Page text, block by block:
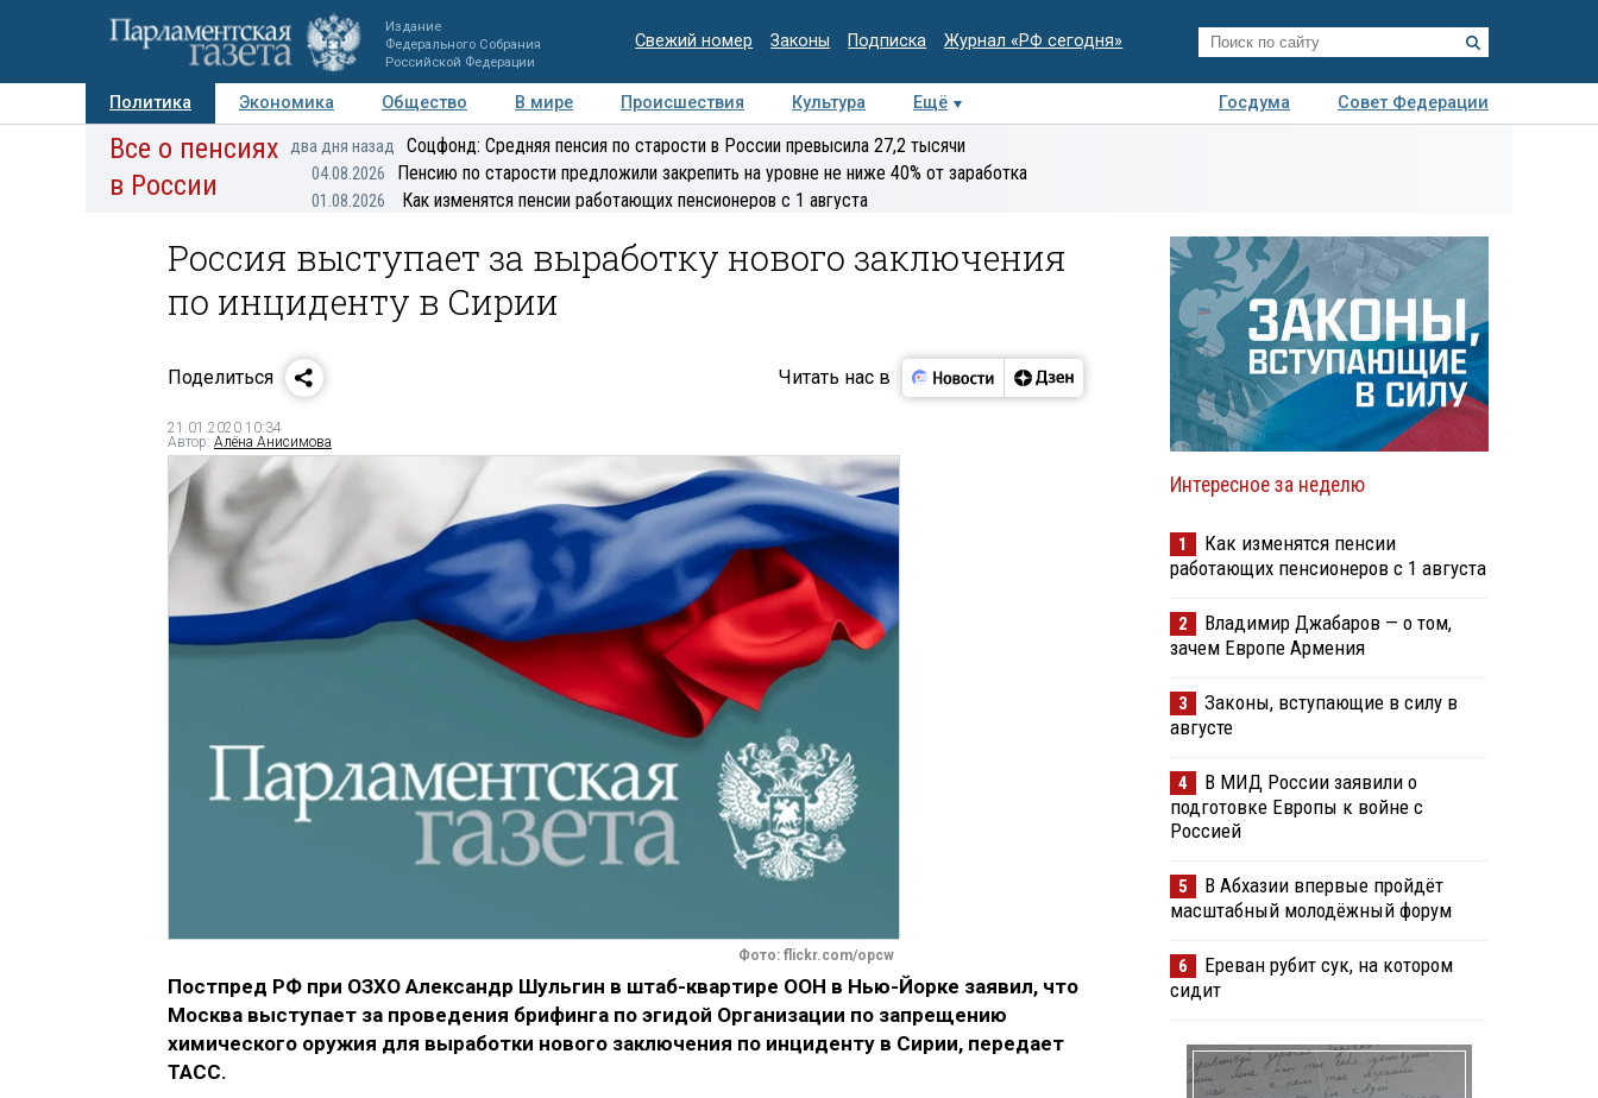
Издание
Федерального Собрания
Российской Федерации
Свежий номер Законы Подписка Журнал «РФ сегодня»
Политика Экономика Общество В мире Происшествия Культура Ещё Госдума
Совет Федерации
Авторы Персоны Мнения Регионы Медиацентр Интервью Колумнисты
Все о пенсиях
в России
два дня назад Соцфонд: Средняя пенсия по старости в России превысила 27,2 тысячи
04.08.2026 Пенсию по старости предложили закрепить на уровне не ниже 40% от заработка
01.08.2026 Как изменятся пенсии работающих пенсионеров с 1 августа
Россия выступает за выработку нового заключения
по инциденту в Сирии
Поделиться Читать нас в
21.01.2020 10:34
Автор: Алёна Анисимова
Фото: flickr.com/opcw
Постпред РФ при ОЗХО Александр Шульгин в штаб-квартире ООН в Нью-Йорке заявил, что
Москва выступает за проведения брифинга по эгидой Организации по запрещению
химического оружия для выработки нового заключения по инциденту в Сирии, передает
ТАСС.
Интересное за неделю
1
Как изменятся пенсии
работающих пенсионеров с 1 августа
2
Владимир Джабаров — о том,
зачем Европе Армения
3
Законы, вступающие в силу в
августе
4
В МИД России заявили о
подготовке Европы к войне с
Россией
5
В Абхазии впервые пройдёт
масштабный молодёжный форум
6
Ереван рубит сук, на котором
сидит